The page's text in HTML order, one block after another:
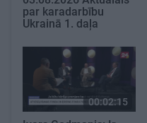
par karadarbību
Ukrainā 1. daļa
00:02:15